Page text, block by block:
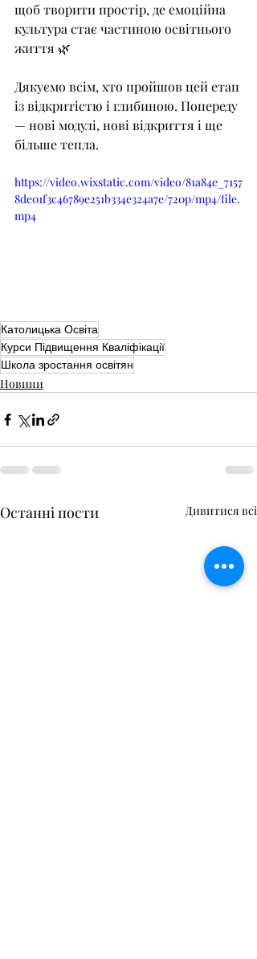
щоб творити простір, де емоційна
культура стає частиною освітнього
життя 🌿
Дякуємо всім, хто пройшов цей етап
із відкритістю і глибиною. Попереду
— нові модулі, нові відкриття і ще
більше тепла.
https://video.wixstatic.com/video/81a84e_7157
8de01f3c46789e251b334e324a7e/720p/mp4/file.
mp4
Католицька Освіта
Курси Підвищення Кваліфікації
Школа зростання освітян
Новини
Останні пости Дивитися всі